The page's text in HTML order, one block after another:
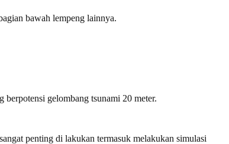
bawah lempeng lainnya.
gelombang tsunami 20 meter.
penting di lakukan termasuk melakukan simulasi